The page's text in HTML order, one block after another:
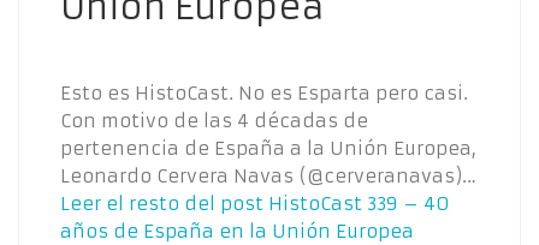
Esto es HistoCast. No es Esparta pero casi.
Con motivo de las 4 décadas de
pertenencia de España a la Unión Europea,
Leonardo Cervera Navas (@cerveranavas)…
Leer el resto del post HistoCast 339 – 40
años de España en la Unión Europea